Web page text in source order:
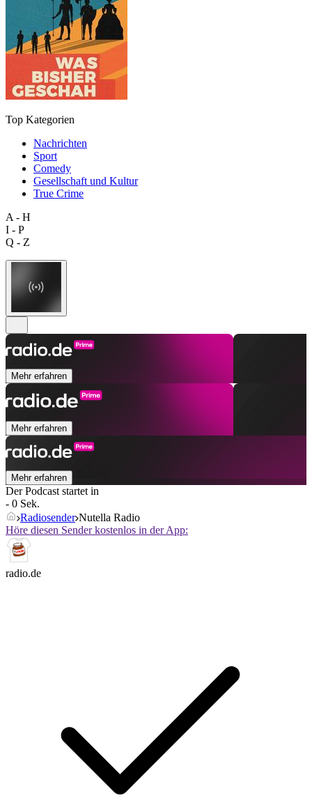
Top Kategorien
Nachrichten
Sport
Comedy
Gesellschaft und Kultur
True Crime
A - H
I - P
Q - Z
Mehr erfahren
Mehr erfahren
Mehr erfahren
Der Podcast startet in
- 0 Sek.
Radiosender Nutella Radio
Höre diesen Sender kostenlos in der App:
radio.de